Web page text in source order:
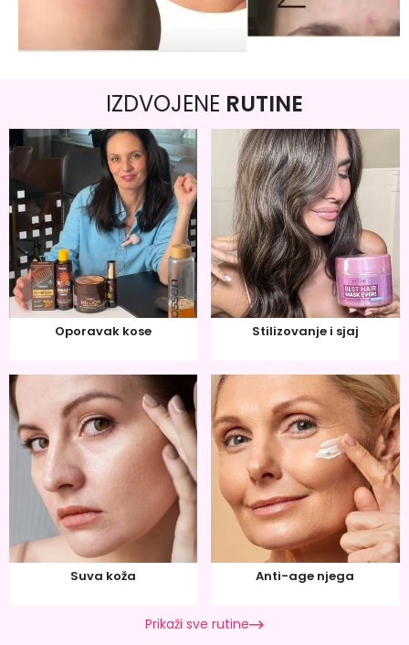
IZDVOJENE RUTINE
Oporavak kose Stilizovanje i sjaj
Suva koža Anti-age njega
Prikaži sve rutine